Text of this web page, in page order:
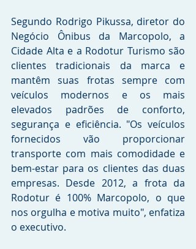
Segundo Rodrigo Pikussa, diretor do
Negócio Ônibus da Marcopolo, a
Cidade Alta e a Rodotur Turismo são
clientes tradicionais da marca e
mantêm suas frotas sempre com
veículos modernos e os mais
elevados padrões de conforto,
segurança e eficiência. "Os veículos
fornecidos vão proporcionar
transporte com mais comodidade e
bem-estar para os clientes das duas
empresas. Desde 2012, a frota da
Rodotur é 100% Marcopolo, o que
nos orgulha e motiva muito", enfatiza
o executivo.